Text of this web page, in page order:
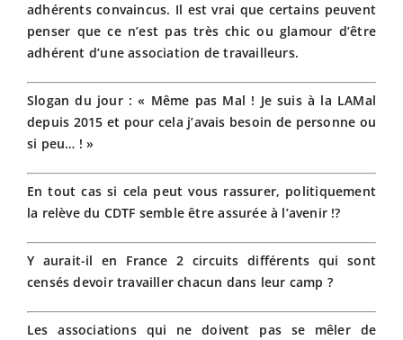
adhérents convaincus. Il est vrai que certains peuvent
penser que ce n’est pas très chic ou glamour d’être
adhérent d’une association de travailleurs.
Slogan du jour : « Même pas Mal ! Je suis à la LAMal
depuis 2015 et pour cela j’avais besoin de personne ou
si peu… ! »
En tout cas si cela peut vous rassurer, politiquement
la relève du CDTF semble être assurée à l’avenir !?
Y aurait-il en France 2 circuits différents qui sont
censés devoir travailler chacun dans leur camp ?
Les associations qui ne doivent pas se mêler de